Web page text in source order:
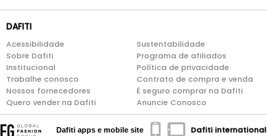
DAFITI
Acessibilidade
Sobre Dafiti
Institucional
Trabalhe conosco
Nossos fornecedores
Quero vender na Dafiti
Sustentabilidade
Programa de afiliados
Política de privacidade
Contrato de compra e venda
É seguro comprar na Dafiti
Anuncie Conosco
Dafiti apps e mobile site Dafiti international